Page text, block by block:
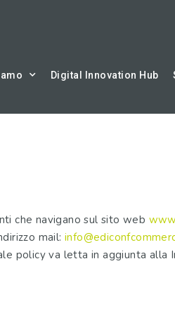
Digital Innovation Hub
che navigano sul sito web
mail:
policy va letta in aggiunta alla